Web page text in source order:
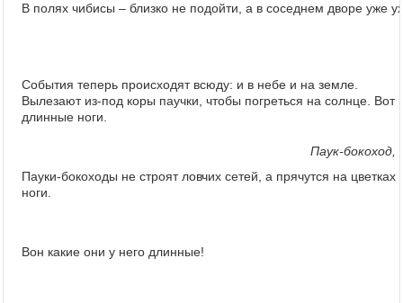
В полях чибисы – близко не подойти, а в соседнем дворе уже
События теперь происходят всюду: и в небе и на земле.
Вылезают из-под коры паучки, чтобы погреться на солнце.
длинные ноги.
Паук-бокоход,
Пауки-бокоходы не строят ловчих сетей, а прячутся на
ноги.
Вон какие они у него длинные!